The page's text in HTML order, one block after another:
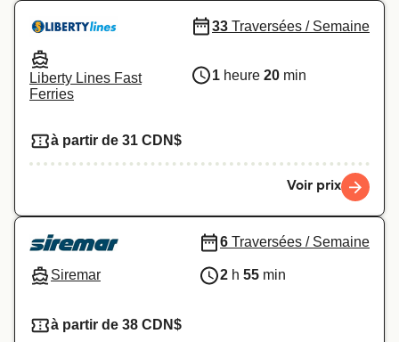
Deutschland Schweiz (DE)
Indonesia
Liberty Lines Fast
Ferries
33 Traversées / Semaine
1 heure 20 min
à partir de 31 CDN$
Voir prix
Siremar
6 Traversées / Semaine
2 h 55 min
à partir de 38 CDN$